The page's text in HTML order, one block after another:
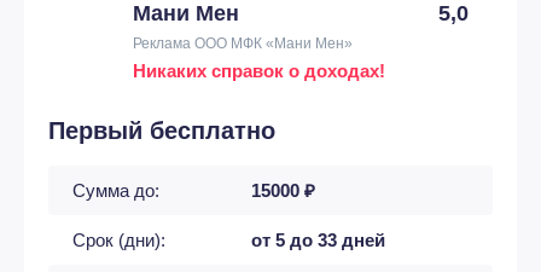
Мани Мен 5,0
Реклама ООО МФК «Мани Мен»
Никаких справок о доходах!
Первый бесплатно
Сумма до: 15000 ₽
Срок (дни): от 5 до 33 дней